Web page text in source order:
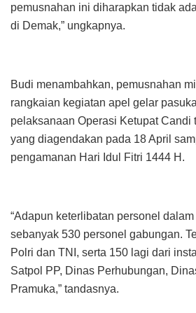
pemusnahan ini diharapkan tidak
di Demak,” ungkapnya.
Budi menambahkan, pemusnahan
rangkaian kegiatan apel gelar
pelaksanaan Operasi Ketupat Candi
yang diagendakan pada 18 April
pengamanan Hari Idul Fitri 1444 H.
“Adapun keterlibatan personel
sebanyak 530 personel gabungan.
Polri dan TNI, serta 150 lagi dari
Satpol PP, Dinas Perhubungan,
Pramuka,” tandasnya.